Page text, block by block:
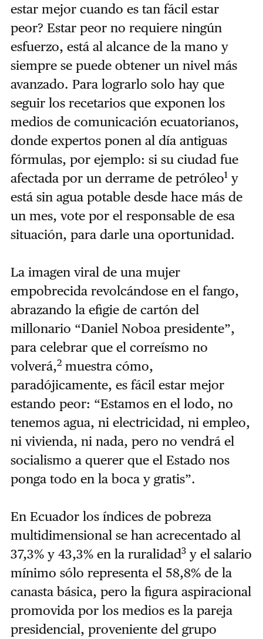
estar mejor cuando es tan fácil estar
peor? Estar peor no requiere ningún
esfuerzo, está al alcance de la mano y
siempre se puede obtener un nivel más
avanzado. Para lograrlo solo hay que
seguir los recetarios que exponen los
medios de comunicación ecuatorianos,
donde expertos ponen al día antiguas
fórmulas, por ejemplo: si su ciudad fue
afectada por un derrame de petróleo1 y
está sin agua potable desde hace más de
un mes, vote por el responsable de esa
situación, para darle una oportunidad.
La imagen viral de una mujer
empobrecida revolcándose en el fango,
abrazando la efigie de cartón del
millonario “Daniel Noboa presidente”,
para celebrar que el correísmo no
volverá,2muestra cómo,
paradójicamente, es fácil estar mejor
estando peor: “Estamos en el lodo, no
tenemos agua, ni electricidad, ni empleo,
ni vivienda, ni nada, pero no vendrá el
socialismo a querer que el Estado nos
ponga todo en la boca y gratis”.
En Ecuador los índices de pobreza
multidimensional se han acrecentado al
37,3% y 43,3% en la ruralidad3y el salario
mínimo sólo representa el 58,8% de la
canasta básica, pero la figura aspiracional
promovida por los medios es la pareja
presidencial, proveniente del grupo